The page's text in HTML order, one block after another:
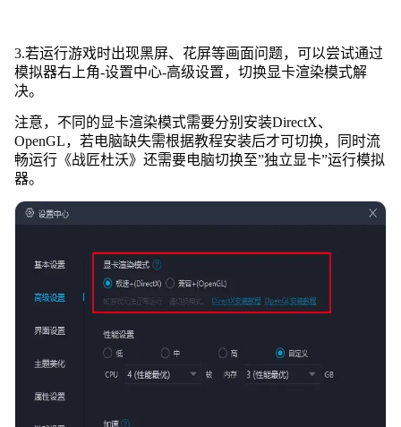
3.若运行游戏时出现黑屏、花屏等画面问题，可以尝试通过
模拟器右上角-设置中心-高级设置，切换显卡渲染模式解
决。
注意，不同的显卡渲染模式需要分别安装DirectX、
OpenGL，若电脑缺失需根据教程安装后才可切换，同时流
畅运行《战匠杜沃》还需要电脑切换至”独立显卡”运行模拟
器。